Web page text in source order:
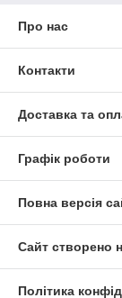
Про нас
Контакти
Доставка та
Графік роботи
Повна версія
Сайт створено
Політика